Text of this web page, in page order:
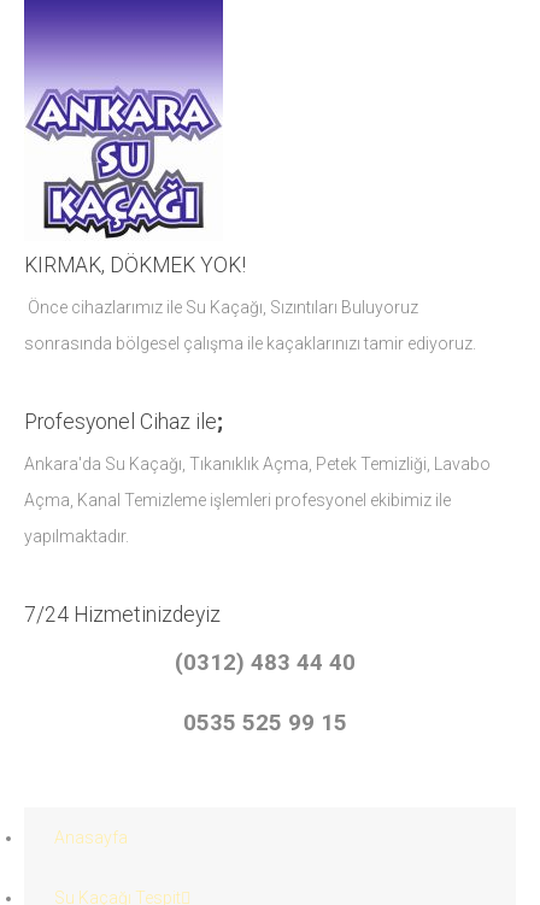
KIRMAK, DÖKMEK YOK!
Önce cihazlarımız ile Su Kaçağı, Sızıntıları Buluyoruz
sonrasında bölgesel çalışma ile kaçaklarınızı tamir ediyoruz.
Profesyonel Cihaz ile;
Ankara'da Su Kaçağı, Tıkanıklık Açma, Petek Temizliği, Lavabo
Açma, Kanal Temizleme işlemleri profesyonel ekibimiz ile
yapılmaktadır.
7/24 Hizmetinizdeyiz
(0312) 483 44 40
0535 525 99 15
Anasayfa
Su Kaçağı Tespit